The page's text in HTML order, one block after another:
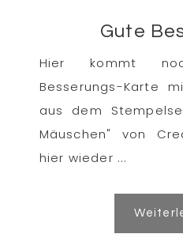
Gute
Hier kommt
Besserungs-Karte
aus dem
Mäuschen" von
hier wieder ...